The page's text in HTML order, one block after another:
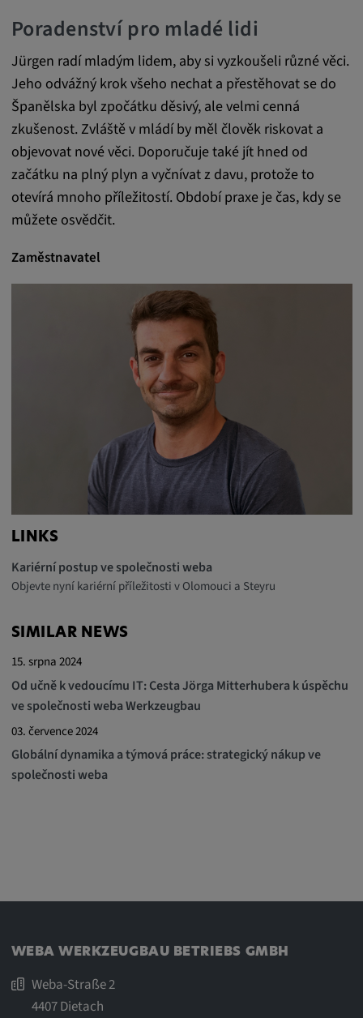
Poradenství pro mladé lidi
Jürgen radí mladým lidem, aby si vyzkoušeli různé věci.
Jeho odvážný krok všeho nechat a přestěhovat se do
Španělska byl zpočátku děsivý, ale velmi cenná
zkušenost. Zvláště v mládí by měl člověk riskovat a
objevovat nové věci. Doporučuje také jít hned od
začátku na plný plyn a vyčnívat z davu, protože to
otevírá mnoho příležitostí. Období praxe je čas, kdy se
můžete osvědčit.
Zaměstnavatel
LINKS
Kariérní postup ve společnosti weba
Objevte nyní kariérní příležitosti v Olomouci a Steyru
SIMILAR NEWS
15. srpna 2024
Od učně k vedoucímu IT: Cesta Jörga Mitterhubera k úspěchu
ve společnosti weba Werkzeugbau
03. července 2024
Globální dynamika a týmová práce: strategický nákup ve
společnosti weba
WEBA WERKZEUGBAU BETRIEBS GMBH
Weba-Straße 2
4407 Dietach